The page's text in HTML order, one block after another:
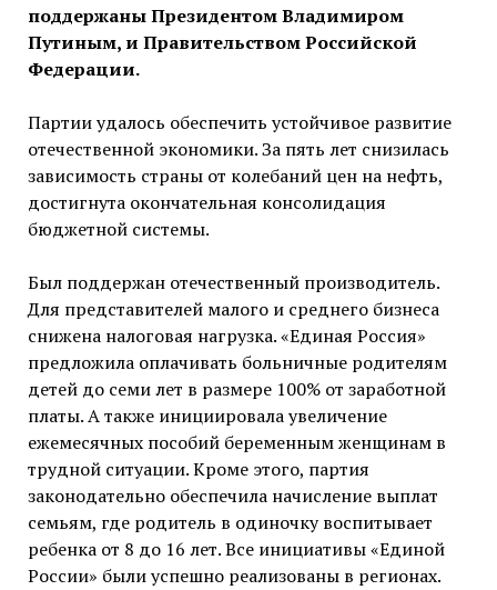
поддержаны Президентом Владимиром
Путиным, и Правительством Российской
Федерации.
Партии удалось обеспечить устойчивое развитие
отечественной экономики. За пять лет снизилась
зависимость страны от колебаний цен на нефть,
достигнута окончательная консолидация
бюджетной системы.
Был поддержан отечественный производитель.
Для представителей малого и среднего бизнеса
снижена налоговая нагрузка. «Единая Россия»
предложила оплачивать больничные родителям
детей до семи лет в размере 100% от заработной
платы. А также инициировала увеличение
ежемесячных пособий беременным женщинам в
трудной ситуации. Кроме этого, партия
законодательно обеспечила начисление выплат
семьям, где родитель в одиночку воспитывает
ребенка от 8 до 16 лет. Все инициативы «Единой
России» были успешно реализованы в регионах.